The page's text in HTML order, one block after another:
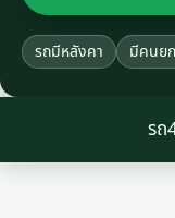
รถมีหลังคา มีคนย
รถ